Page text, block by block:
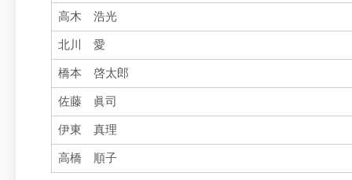
高木 浩光
北川 愛
橋本 啓太郎
佐藤 眞司
伊東 真理
高橋 順子